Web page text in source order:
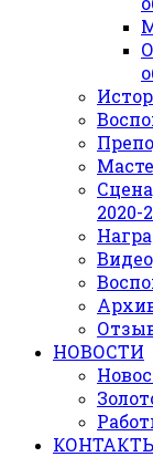
2020-
НОВОСТИ